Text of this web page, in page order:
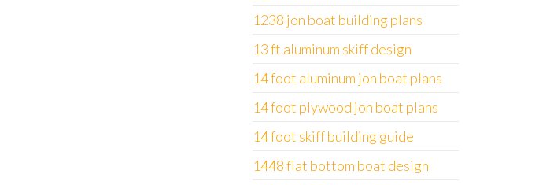
1238 jon boat building plans
13 ft aluminum skiff design
14 foot aluminum jon boat plans
14 foot plywood jon boat plans
14 foot skiff building guide
1448 flat bottom boat design